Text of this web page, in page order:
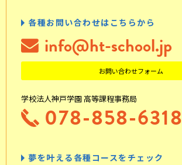
各種お問い合わせはこちらから
info@ht-school.jp
お問い合わせフォーム
学校法人神戸学園 高等課程事務局
078-858-6318
夢を叶える各種コースをチェック